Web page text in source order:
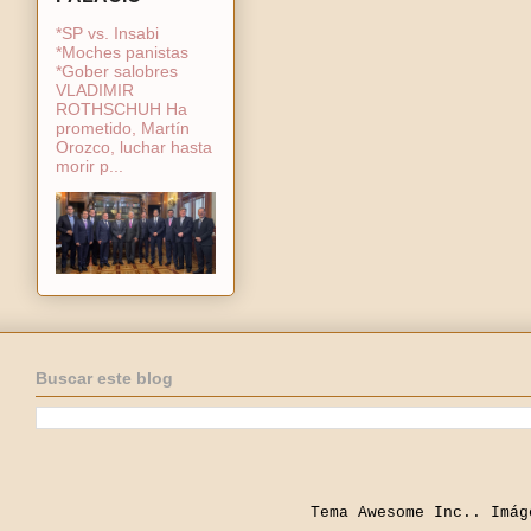
*SP vs. Insabi
*Moches panistas
*Gober salobres
VLADIMIR
ROTHSCHUH Ha
prometido, Martín
Orozco, luchar hasta
morir p...
Buscar este blog
Tema Awesome Inc..